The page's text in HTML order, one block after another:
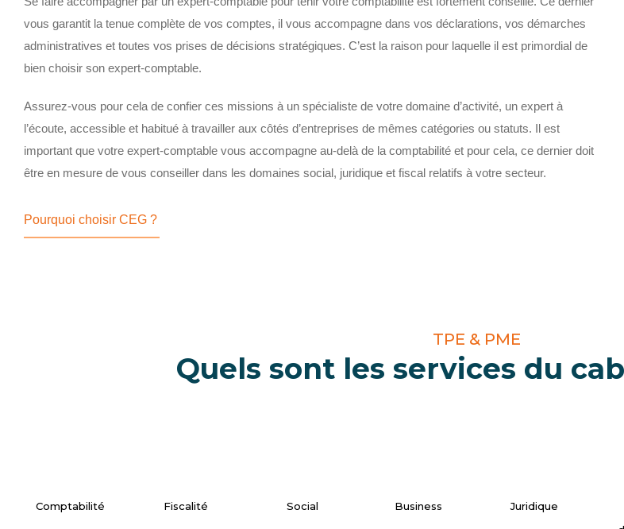
vous garantit la tenue complète de vos comptes, il vous accompagne dans vos déclarations, vos démarches
administratives et toutes vos prises de décisions stratégiques. C’est la raison pour laquelle il est primordial de
bien choisir son expert-comptable.
Assurez-vous pour cela de confier ces missions à un spécialiste de votre domaine d’activité, un expert à
l’écoute, accessible et habitué à travailler aux côtés d’entreprises de mêmes catégories ou statuts. Il est
important que votre expert-comptable vous accompagne au-delà de la comptabilité et pour cela, ce dernier doit
être en mesure de vous conseiller dans les domaines social, juridique et fiscal relatifs à votre secteur.
Pourquoi choisir CEG ?
TPE & PME
Quels sont les services du
Comptabilité Fiscalité Social Business Juridique